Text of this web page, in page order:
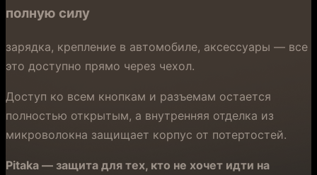
полную силу
зарядка, крепление в автомобиле, аксессуары — все
это доступно прямо через чехол.
Доступ ко всем кнопкам и разъемам остается
полностью открытым, а внутренняя отделка из
микроволокна защищает корпус от потертостей.
Pitaka — защита для тех, кто не хочет идти на